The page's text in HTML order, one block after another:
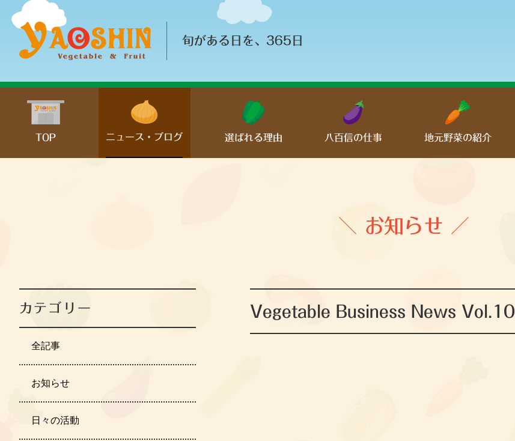
旬がある日を、365日
TOP ニュース・ブログ 選ばれる理由 八百信の仕事 地元野菜の紹介
＼ お知らせ ／
カテゴリー
全記事
お知らせ
日々の活動
Vegetable Business News Vol.10